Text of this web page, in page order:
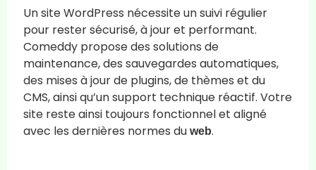
Un site WordPress nécessite un suivi régulier
pour rester sécurisé, à jour et performant.
Comeddy propose des solutions de
maintenance, des sauvegardes automatiques,
des mises à jour de plugins, de thèmes et du
CMS, ainsi qu’un support technique réactif. Votre
site reste ainsi toujours fonctionnel et aligné
avec les dernières normes du web.